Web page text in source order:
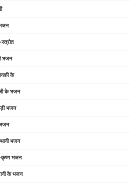
भजन
के
के भजन
भजन
भजन
भजन
कृष्ण भजन
के भजन